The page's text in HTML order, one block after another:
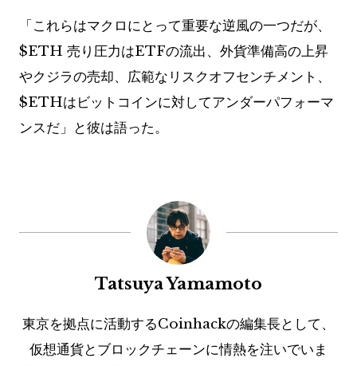
「これらはマクロにとって重要な逆風の一つだが、
$ETH 売り圧力はETFの流出、外貨準備高の上昇
やクジラの売却、広範なリスクオフセンチメント、
$ETHはビットコインに対してアンダーパフォーマ
ンスだ」と彼は語った。
Tatsuya Yamamoto
東京を拠点に活動するCoinhackの編集長として、
仮想通貨とブロックチェーンに情熱を注いでいま